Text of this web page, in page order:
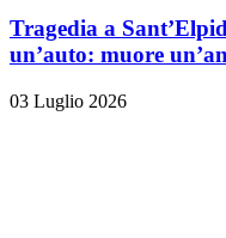
Tragedia a
un’auto: muore
03 Luglio 2026